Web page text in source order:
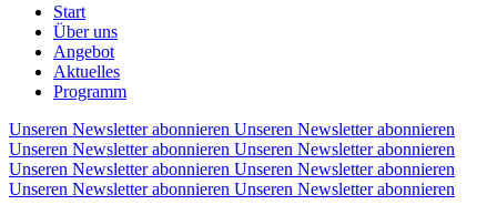
Start
Über uns
Angebot
Aktuelles
Programm
Unseren Newsletter abonnieren Unseren Newsletter abonnieren
Unseren Newsletter abonnieren Unseren Newsletter abonnieren
Unseren Newsletter abonnieren Unseren Newsletter abonnieren
Unseren Newsletter abonnieren Unseren Newsletter abonnieren